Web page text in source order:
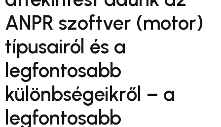
ANPR szoftver (motor)
típusairól és a
legfontosabb
különbségeikről – a
legfontosabb